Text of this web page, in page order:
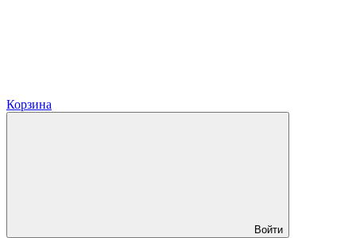
Корзина
Войти